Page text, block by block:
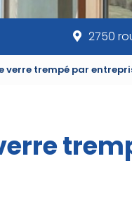
2750
verre trempé par